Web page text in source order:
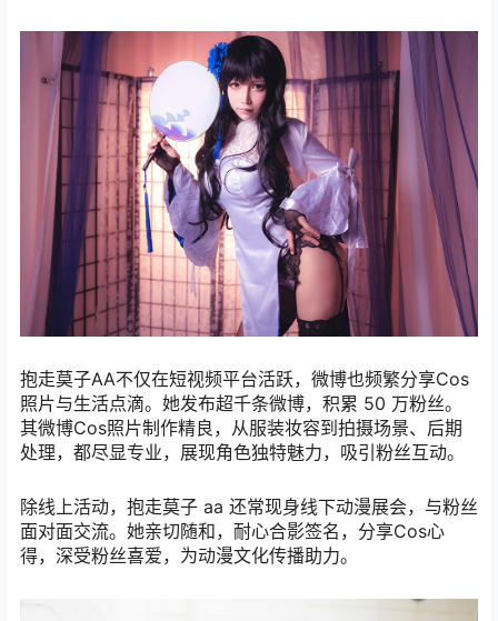
抱走莫子AA不仅在短视频平台活跃，微博也频繁分享Cos
照片与生活点滴。她发布超千条微博，积累 50 万粉丝。
其微博Cos照片制作精良，从服装妆容到拍摄场景、后期
处理，都尽显专业，展现角色独特魅力，吸引粉丝互动。
除线上活动，抱走莫子 aa 还常现身线下动漫展会，与粉丝
面对面交流。她亲切随和，耐心合影签名，分享Cos心
得，深受粉丝喜爱，为动漫文化传播助力。